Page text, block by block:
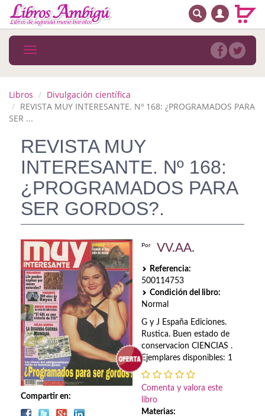
MENÚ PRINCIPAL
Novedades
MATERIAS
Arte
Astrología. Ocultismo
Autoayuda. Conocimiento personal
Autoayuda. Crecimiento personal
Biografía
Biografías
Ciencia ficción
Cine
Cocina
Cómic
Cuentos y relatos
BUSCAR
Toggle
navigation
Libros
Divulgación científica
REVISTA MUY INTERESANTE. Nº 168: ¿PROGRAMADOS PARA
SER ...
REVISTA MUY
INTERESANTE. Nº 168:
¿PROGRAMADOS PARA
SER GORDOS?.
Compartir en:
Por VV.AA.
Referencia:
500114753
Condición del libro:
Normal
G y J España Ediciones.
Rustica. Buen estado de
conservacion CIENCIAS .
Ejemplares disponibles: 1
Comenta y valora este
libro
Materias: